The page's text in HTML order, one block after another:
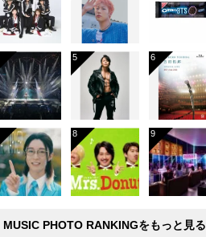
MUSIC PHOTO RANKINGをもっと見る